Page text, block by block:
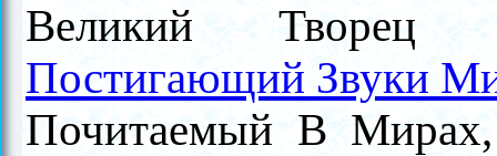
Великий Творец и
Постигающий Звуки
Почитаемый В